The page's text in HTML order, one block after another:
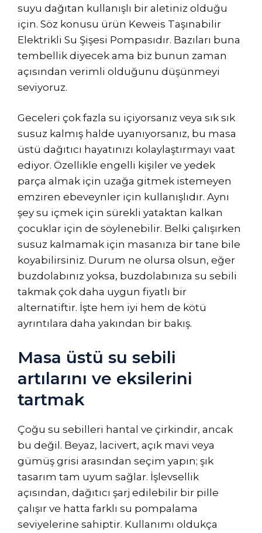
suyu dağıtan kullanışlı bir aletiniz olduğu
için. Söz konusu ürün Keweis Taşınabilir
Elektrikli Su Şişesi Pompasıdır. Bazıları buna
tembellik diyecek ama biz bunun zaman
açısından verimli olduğunu düşünmeyi
seviyoruz.
Geceleri çok fazla su içiyorsanız veya sık sık
susuz kalmış halde uyanıyorsanız, bu masa
üstü dağıtıcı hayatınızı kolaylaştırmayı vaat
ediyor. Özellikle engelli kişiler ve yedek
parça almak için uzağa gitmek istemeyen
emziren ebeveynler için kullanışlıdır. Aynı
şey su içmek için sürekli yataktan kalkan
çocuklar için de söylenebilir. Belki çalışırken
susuz kalmamak için masanıza bir tane bile
koyabilirsiniz. Durum ne olursa olsun, eğer
buzdolabınız yoksa, buzdolabınıza su sebili
takmak çok daha uygun fiyatlı bir
alternatiftir. İşte hem iyi hem de kötü
ayrıntılara daha yakından bir bakış.
Masa üstü su sebili
artılarını ve eksilerini
tartmak
Çoğu su sebilleri hantal ve çirkindir, ancak
bu değil. Beyaz, lacivert, açık mavi veya
gümüş grisi arasından seçim yapın; şık
tasarım tam uyum sağlar. İşlevsellik
açısından, dağıtıcı şarj edilebilir bir pille
çalışır ve hatta farklı su pompalama
seviyelerine sahiptir. Kullanımı oldukça